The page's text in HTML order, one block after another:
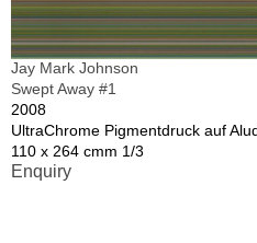
Jay Mark Johnson
Swept Away #1
2008
UltraChrome Pigmentdruck auf
110 x 264 cmm 1/3
Enquiry